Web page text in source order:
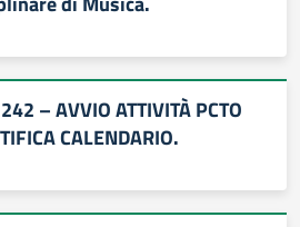
– AVVIO ATTIVITÀ PCTO
CALENDARIO.